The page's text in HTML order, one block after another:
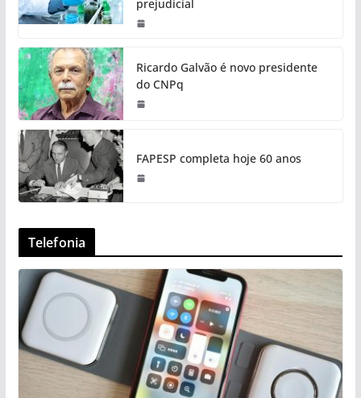
prejudicial
Ricardo Galvão é novo presidente
do CNPq
FAPESP completa hoje 60 anos
Telefonia